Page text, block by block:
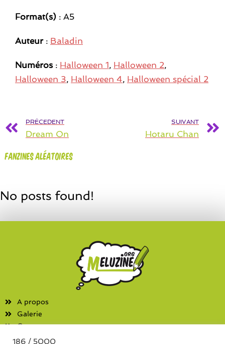
Format(s) : A5
Auteur: Baladin
Numéros: Halloween 1, Halloween 2,
Halloween 3, Halloween 4, Halloween spécial 2
PRÉCEDENT
Dream On
SUIVANT
Hotaru Chan
Fanzines aléatoires
No posts found!
A propos
Galerie
Contact
186 / 5000